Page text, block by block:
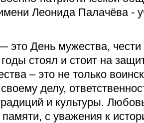
Леонида Палачëва -
это День мужества, чести
стоял и стоит на
– это не только
делу,
и культуры.
памяти, с уважения к